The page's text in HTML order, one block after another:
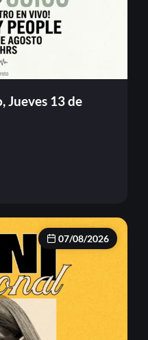
Jueves 13 de
07/08/2026